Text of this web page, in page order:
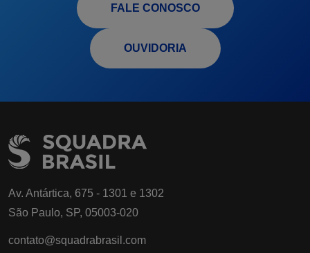
FALE CONOSCO
OUVIDORIA
Av. Antártica, 675 - 1301 e 1302
São Paulo, SP, 05003-020
contato@squadrabrasil.com